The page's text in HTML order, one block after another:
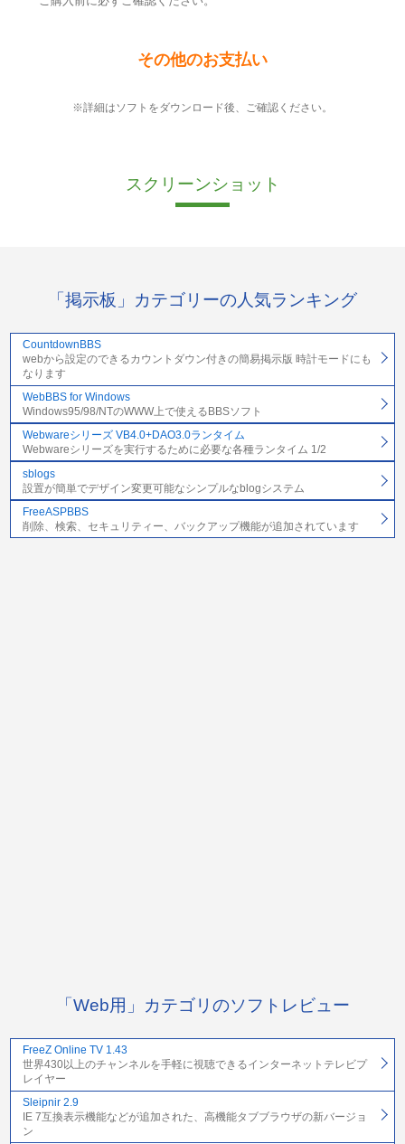
その他のお支払い
※詳細はソフトをダウンロード後、ご確認ください。
スクリーンショット
「掲示板」カテゴリーの人気ランキング
CountdownBBS
webから設定のできるカウントダウン付きの簡易掲示版 時計モードにも
なります
WebBBS for Windows
Windows95/98/NTのWWW上で使えるBBSソフト
Webwareシリーズ VB4.0+DAO3.0ランタイム
Webwareシリーズを実行するために必要な各種ランタイム 1/2
sblogs
設置が簡単でデザイン変更可能なシンプルなblogシステム
FreeASPBBS
削除、検索、セキュリティー、バックアップ機能が追加されています
「Web用」カテゴリのソフトレビュー
FreeZ Online TV 1.43
世界430以上のチャンネルを手軽に視聴できるインターネットテレビプ
レイヤー
Sleipnir 2.9
IE 7互換表示機能などが追加された、高機能タブブラウザの新バージョ
ン